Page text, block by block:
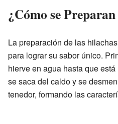
¿Cómo se
La preparación de las
para lograr su sabor único.
hierve en agua hasta que
se saca del caldo y se
tenedor, formando las